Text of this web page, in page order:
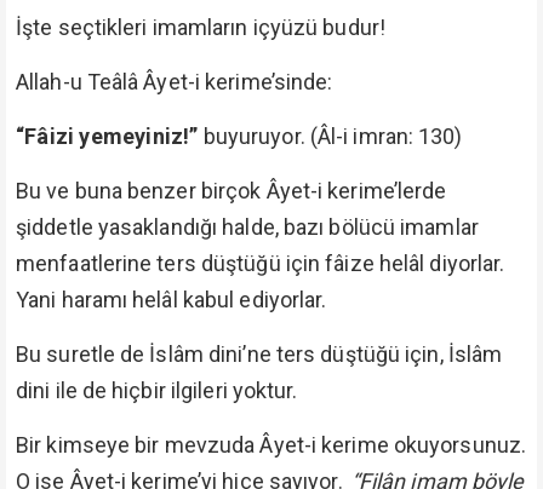
İşte seçtikleri imamların içyüzü budur!
Allah-u Teâlâ Âyet-i kerime’sinde:
“Fâizi yemeyiniz!” buyuruyor. (Âl-i imran: 130)
Bu ve buna benzer birçok Âyet-i kerime’lerde
şiddetle yasaklandığı halde, bazı bölücü imamlar
menfaatlerine ters düştüğü için fâize helâl diyorlar.
Yani haramı helâl kabul ediyorlar.
Bu suretle de İslâm dini’ne ters düştüğü için, İslâm
dini ile de hiçbir ilgileri yoktur.
Bir kimseye bir mevzuda Âyet-i kerime okuyorsunuz.
O ise Âyet-i kerime’yi hiçe sayıyor. “Filân imam böyle